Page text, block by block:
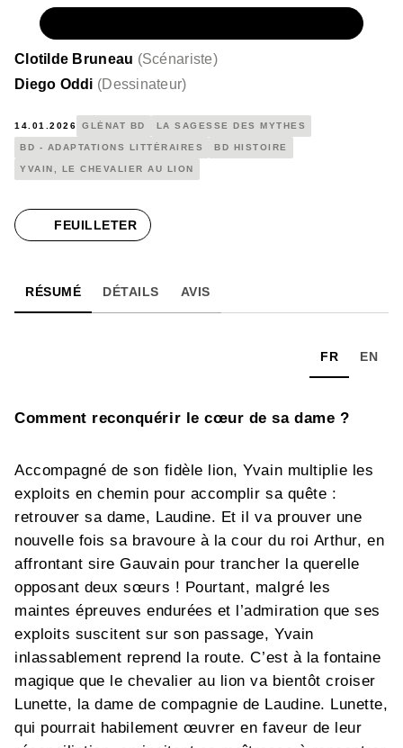
Clotilde Bruneau (Scénariste)
Diego Oddi (Dessinateur)
14.01.2026 GLÉNAT BD LA SAGESSE DES MYTHES
BD - ADAPTATIONS LITTÉRAIRES BD HISTOIRE
YVAIN, LE CHEVALIER AU LION
FEUILLETER
RÉSUMÉ DÉTAILS AVIS
FR EN
Comment reconquérir le cœur de sa dame ?
Accompagné de son fidèle lion, Yvain multiplie les
exploits en chemin pour accomplir sa quête :
retrouver sa dame, Laudine. Et il va prouver une
nouvelle fois sa bravoure à la cour du roi Arthur, en
affrontant sire Gauvain pour trancher la querelle
opposant deux sœurs ! Pourtant, malgré les
maintes épreuves endurées et l’admiration que ses
exploits suscitent sur son passage, Yvain
inlassablement reprend la route. C’est à la fontaine
magique que le chevalier au lion va bientôt croiser
Lunette, la dame de compagnie de Laudine. Lunette,
qui pourrait habilement œuvrer en faveur de leur